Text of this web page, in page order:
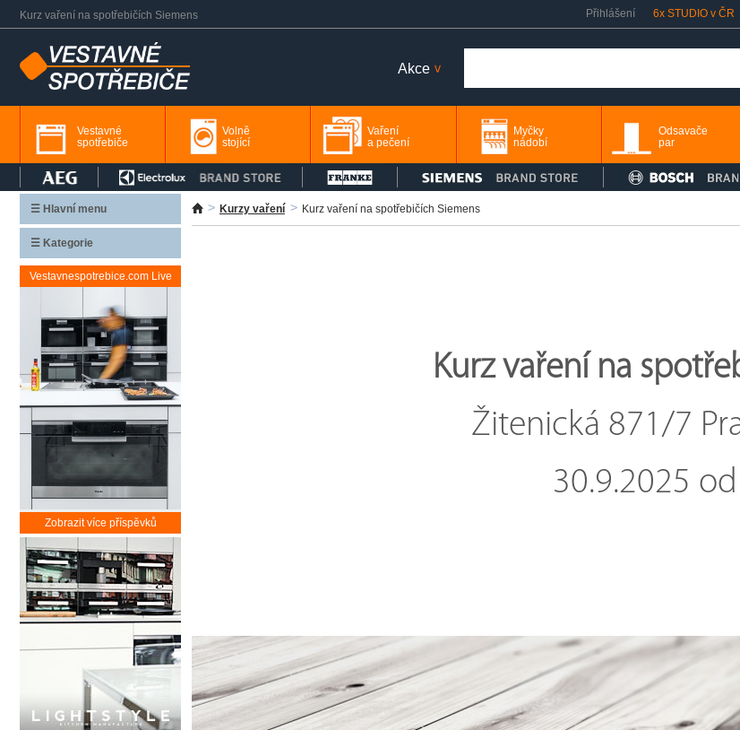
Kurz vaření na spotřebičích Siemens Přihlášení 6x STUDIO v ČR
Akce>
Vestavné
spotřebiče
Volně
stojící
Vaření
a pečení
Myčky
nádobí
Odsavače
par
Kurzy vaření Kurz vaření na spotřebičích Siemens
Kurz vaření na
Žitenická 871/7
30.9.2025
☰ Hlavní menu
☰ Kategorie
Vestavnespotrebice.com Live
Zobrazit více příspěvků